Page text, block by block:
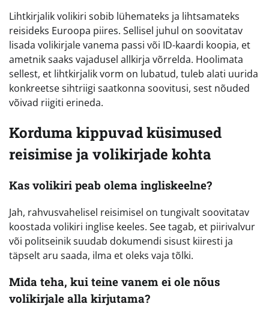
Lihtkirjalik volikiri sobib lühemateks ja lihtsamateks
reisideks Euroopa piires. Sellisel juhul on soovitatav
lisada volikirjale vanema passi või ID-kaardi koopia, et
ametnik saaks vajadusel allkirja võrrelda. Hoolimata
sellest, et lihtkirjalik vorm on lubatud, tuleb alati uurida
konkreetse sihtriigi saatkonna soovitusi, sest nõuded
võivad riigiti erineda.
Korduma kippuvad küsimused
reisimise ja volikirjade kohta
Kas volikiri peab olema ingliskeelne?
Jah, rahvusvahelisel reisimisel on tungivalt soovitatav
koostada volikiri inglise keeles. See tagab, et piirivalvur
või politseinik suudab dokumendi sisust kiiresti ja
täpselt aru saada, ilma et oleks vaja tõlki.
Mida teha, kui teine vanem ei ole nõus
volikirjale alla kirjutama?